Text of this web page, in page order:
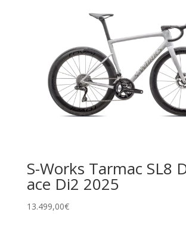
S-Works Tarmac SL8
ace Di2 2025
13.499,00€